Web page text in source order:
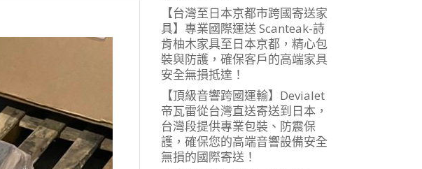
【台灣至日本京都市跨國寄送家
具】專業國際運送 Scanteak-詩
肯柚木家具至日本京都，精心包
裝與防護，確保客戶的高端家具
安全無損抵達！
【頂級音響跨國運輸】Devialet
帝瓦雷從台灣直送寄送到日本，
台灣段提供專業包裝、防震保
護，確保您的高端音響設備安全
無損的國際寄送！